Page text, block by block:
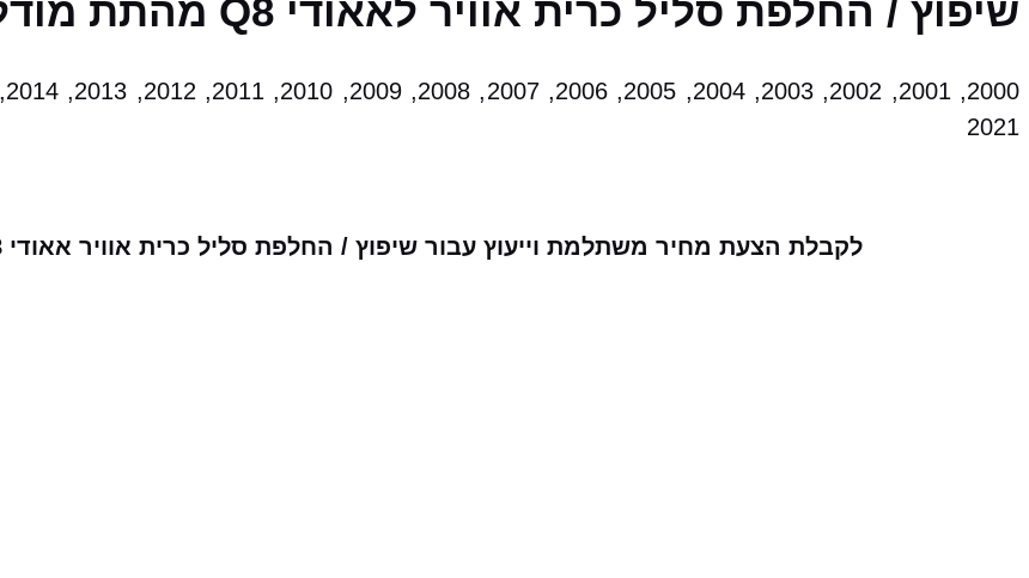
שיפוץ / החלפת סליל כרית אוויר לאאודי Q8 מהתת מודלים הבאים:
2021
לקבלת הצעת מחיר משתלמת וייעוץ עבור שיפוץ / החלפת סליל כרית אוויר אאודי Q8